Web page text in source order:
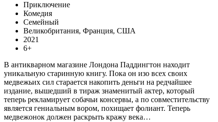
Приключение
Комедия
Семейный
Великобритания, Франция, США
2021
6+
В антикварном магазине Лондона Паддингтон находит
уникальную старинную книгу. Пока он изо всех своих
медвежьих сил старается накопить деньги на редчайшее
издание, вышедший в тираж знаменитый актер, который
теперь рекламирует собачьи консервы, а по совместительству
является гениальным вором, похищает фолиант. Теперь
медвежонок должен раскрыть кражу века…